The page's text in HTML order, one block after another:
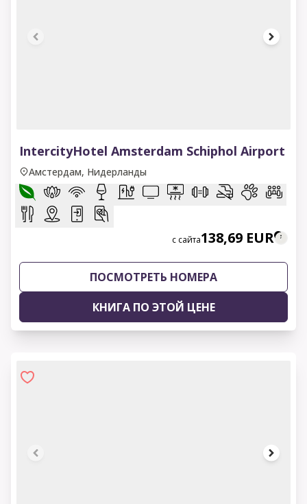
IntercityHotel Amsterdam Schiphol Airport
Амстердам, Нидерланды
с сайта138,69 EUR
ПОСМОТРЕТЬ НОМЕРА
КНИГА ПО ЭТОЙ ЦЕНЕ